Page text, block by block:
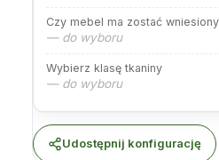
Czy mebel ma zostać
— do wyboru
Wybierz klasę tkaniny
— do wyboru
Udostępnij konfigurację